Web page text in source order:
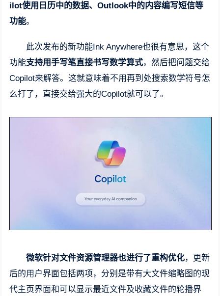
ilot使用日历中的数据、Outlook中的内容编写短信等
功能。
此次发布的新功能Ink Anywhere也很有意思，这个
功能支持用手写笔直接书写数学算式，然后把问题交给
Copilot来解答。这就意味着不用再到处搜索数学符号怎
么打了，直接交给强大的Copilot就可以了。
微软针对文件资源管理器也进行了重构优化，更新
后的用户界面包括两项，分别是带有大文件缩略图的现
代主页界面和可以显示最近文件及收藏文件的轮播界